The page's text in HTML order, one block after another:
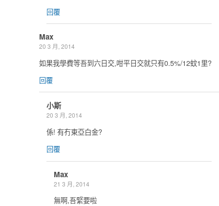
回覆
Max
20 3 月, 2014
如果我學費等吾到六日交,咁平日交就只有0.5%/12蚊1里?
回覆
小斯
20 3 月, 2014
係! 有冇東亞白金?
回覆
Max
21 3 月, 2014
無啊,吾緊要啦